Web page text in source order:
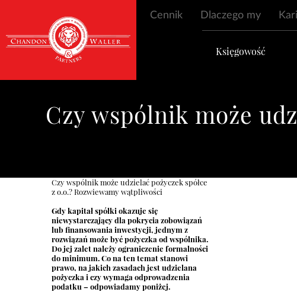
Cennik Dlaczego my
Księgowość
Czy wspólnik może
Czy wspólnik może udzielać pożyczek spółce
z o.o.? Rozwiewamy wątpliwości
Gdy kapitał spółki okazuje się
niewystarczający dla pokrycia zobowiązań
lub finansowania inwestycji, jednym z
rozwiązań może być pożyczka od wspólnika.
Do jej zalet należy ograniczenie formalności
do minimum. Co na ten temat stanowi
prawo, na jakich zasadach jest udzielana
pożyczka i czy wymaga odprowadzenia
podatku – odpowiadamy poniżej.